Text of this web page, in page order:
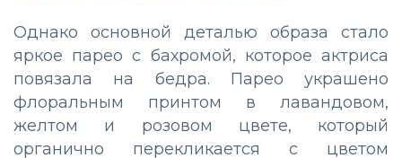
Однако основной деталью образа стало
яркое парео с бахромой, которое актриса
повязала на бедра. Парео украшено
флоральным принтом в лавандовом,
желтом и розовом цвете, который
органично перекликается с цветом